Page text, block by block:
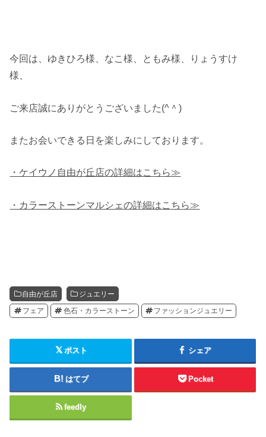
今回は、ゆきひろ様、なこ様、ともみ様、りょうすけ
様、
ご来店誠にありがとうございました(^＾)
またお会いできる日を楽しみにしております。
・ケイウノ自由が丘店の詳細はこちら≫
・カラーストーンマルシェの詳細はこちら≫
自由が丘店 ジュエリー
フェア 色石・カラーストーン ファッションジュエリー
ポスト シェア
はてブ Pocket
feedly